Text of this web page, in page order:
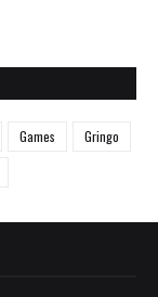
Games
Gringo